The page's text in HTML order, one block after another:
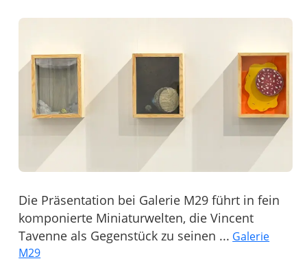
Die Präsentation bei Galerie M29 führt in fein
komponierte Miniaturwelten, die Vincent
Tavenne als Gegenstück zu seinen ... Galerie
M29